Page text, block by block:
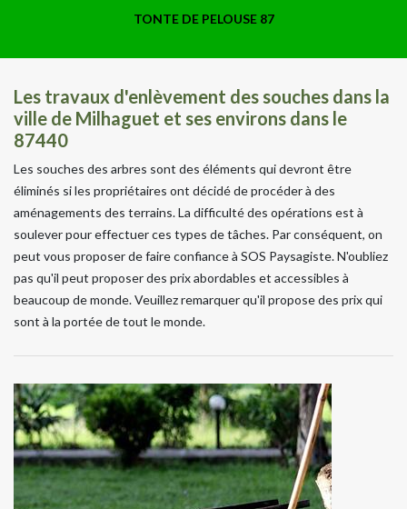
TONTE DE PELOUSE 87
Les travaux d'enlèvement des souches dans la
ville de Milhaguet et ses environs dans le
87440
Les souches des arbres sont des éléments qui devront être
éliminés si les propriétaires ont décidé de procéder à des
aménagements des terrains. La difficulté des opérations est à
soulever pour effectuer ces types de tâches. Par conséquent, on
peut vous proposer de faire confiance à SOS Paysagiste. N'oubliez
pas qu'il peut proposer des prix abordables et accessibles à
beaucoup de monde. Veuillez remarquer qu'il propose des prix qui
sont à la portée de tout le monde.